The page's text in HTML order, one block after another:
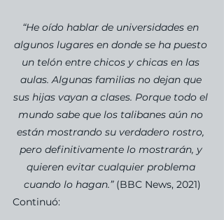
“He oído hablar de universidades en
algunos lugares en donde se ha puesto
un telón entre chicos y chicas en las
aulas. Algunas familias no dejan que
sus hijas vayan a clases. Porque todo el
mundo sabe que los talibanes aún no
están mostrando su verdadero rostro,
pero definitivamente lo mostrarán, y
quieren evitar cualquier problema
cuando lo hagan.” (BBC News, 2021)
Continuó: